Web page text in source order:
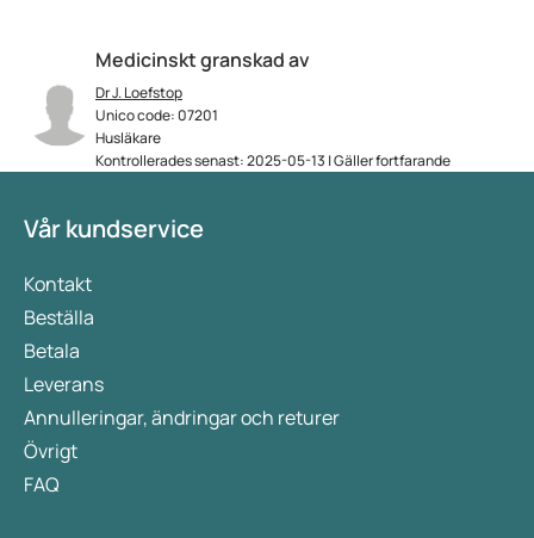
Medicinskt granskad av
Dr J. Loefstop
Unico code: 07201
Husläkare
Kontrollerades senast: 2025-05-13 | Gäller fortfarande
Vår kundservice
Kontakt
Beställa
Betala
Leverans
Annulleringar, ändringar och returer
Övrigt
FAQ